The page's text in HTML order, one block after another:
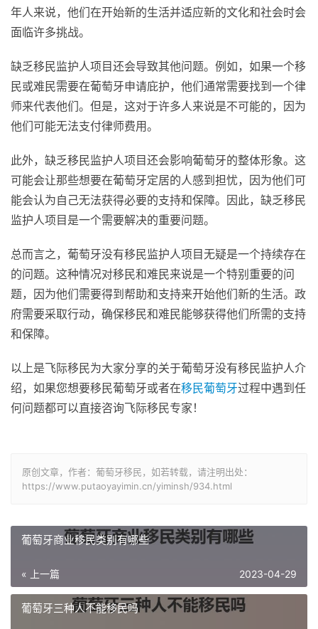
年人来说，他们在开始新的生活并适应新的文化和社会时会
面临许多挑战。
缺乏移民监护人项目还会导致其他问题。例如，如果一个移
民或难民需要在葡萄牙申请庇护，他们通常需要找到一个律
师来代表他们。但是，这对于许多人来说是不可能的，因为
他们可能无法支付律师费用。
此外，缺乏移民监护人项目还会影响葡萄牙的整体形象。这
可能会让那些想要在葡萄牙定居的人感到担忧，因为他们可
能会认为自己无法获得必要的支持和保障。因此，缺乏移民
监护人项目是一个需要解决的重要问题。
总而言之，葡萄牙没有移民监护人项目无疑是一个持续存在
的问题。这种情况对移民和难民来说是一个特别重要的问
题，因为他们需要得到帮助和支持来开始他们新的生活。政
府需要采取行动，确保移民和难民能够获得他们所需的支持
和保障。
以上是飞际移民为大家分享的关于葡萄牙没有移民监护人介
绍，如果您想要移民葡萄牙或者在移民葡萄牙过程中遇到任
何问题都可以直接咨询飞际移民专家！
原创文章，作者：葡萄牙移民，如若转载，请注明出处：
https://www.putaoyayimin.cn/yiminsh/934.html
葡萄牙商业移民类别有哪些
« 上一篇 2023-04-29
葡萄牙三种人不能移民吗